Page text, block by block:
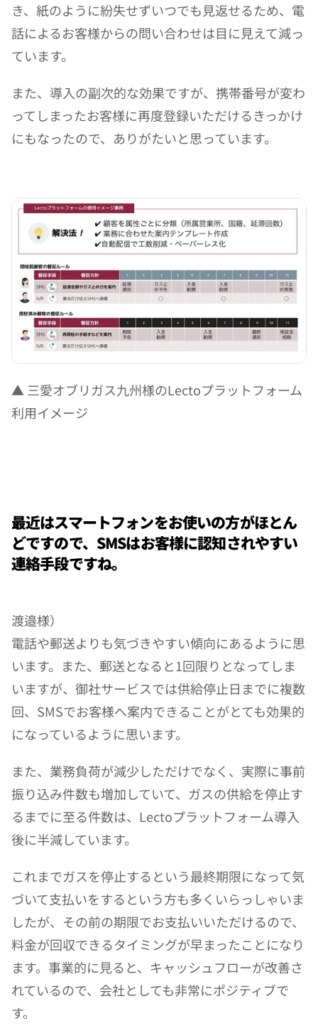
き、紙のように紛失せずいつでも見返せるため、電
話によるお客様からの問い合わせは目に見えて減っ
ています。
また、導入の副次的な効果ですが、携帯番号が変わ
ってしまったお客様に再度登録いただけるきっかけ
にもなったので、ありがたいと思っています。
▲ 三愛オブリガス九州様のLectoプラットフォーム
利用イメージ
最近はスマートフォンをお使いの方がほとん
どですので、SMSはお客様に認知されやすい
連絡手段ですね。
渡邉様）
電話や郵送よりも気づきやすい傾向にあるように思
います。また、郵送となると1回限りとなってしま
いますが、御社サービスでは供給停止日までに複数
回、SMSでお客様へ案内できることがとても効果的
になっているように思います。
また、業務負荷が減少しただけでなく、実際に事前
振り込み件数も増加していて、ガスの供給を停止す
るまでに至る件数は、Lectoプラットフォーム導入
後に半減しています。
これまでガスを停止するという最終期限になって気
づいて支払いをするという方も多くいらっしゃいま
したが、その前の期限でお支払いいただけるので、
料金が回収できるタイミングが早まったことになり
ます。事業的に見ると、キャッシュフローが改善さ
れているので、会社としても非常にポジティブで
す。